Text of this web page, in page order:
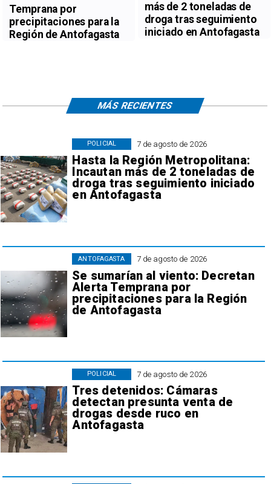
Temprana por
precipitaciones para la
Región de Antofagasta
más de 2 toneladas de
droga tras seguimiento
iniciado en Antofagasta
7 de agosto de 2026
Hasta la Región Metropolitana:
Incautan más de 2 toneladas de
droga tras seguimiento iniciado
en Antofagasta
POLICIAL
7 de agosto de 2026
Se sumarían al viento: Decretan
Alerta Temprana por
precipitaciones para la Región
de Antofagasta
ANTOFAGASTA
7 de agosto de 2026
Tres detenidos: Cámaras
detectan presunta venta de
drogas desde ruco en
Antofagasta
POLICIAL
MÁS RECIENTES